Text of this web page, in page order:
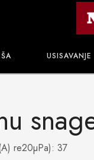
USISAVANJE
re20µPa): 37